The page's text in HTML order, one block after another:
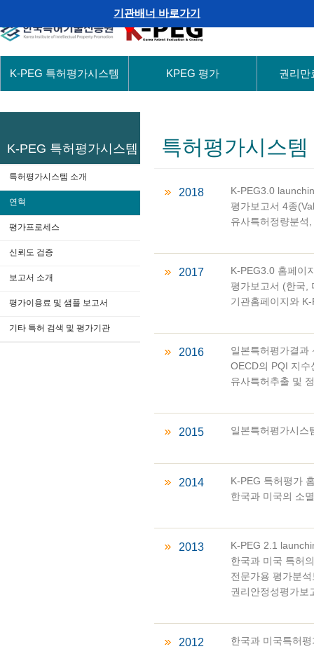
기관배너 바로가기
K-PEG 특허평가시스템 KPEG 평가 권리만
K-PEG 특허평가시스템
특허평가시스템 소개
연혁
평가프로세스
신뢰도 검증
보고서 소개
평가이용료 및 샘플 보고서
기타 특허 검색 및 평가기관
특허평가시스템
2018
K-PEG3.0
평가보고서 4종
유사특허정량분석
2017
K-PEG3.0 홈페이
평가보고서 (한국,
기관홈페이지와
2016
일본특허평가결과
OECD의 PQI 지수
유사특허추출 및
2015 일본특허평가시스
2014
K-PEG 특허평가
한국과 미국의 소
2013
K-PEG 2.1
한국과 미국 특허
전문가용 평가분
권리안정성평가보
2012
한국과 미국특허